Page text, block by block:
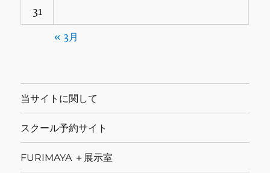
31
« 3月
当サイトに関して
スクール予約サイト
FURIMAYA ＋展示室